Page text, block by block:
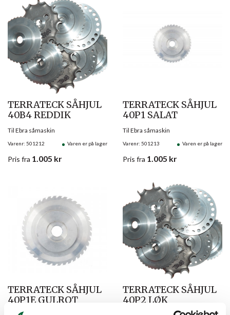
TERRATECK SÅHJUL
40B4 REDDIK
Varenr: 501212 Varen er på lager
Til Ebra såmaskin
Pris fra 1.005 kr
TERRATECK SÅHJUL
40P1 SALAT
Varenr: 501213 Varen er på lager
Til Ebra såmaskin
Pris fra 1.005 kr
TERRATECK SÅHJUL
40P1E GULROT
TERRATECK SÅHJUL
40P2 LØK